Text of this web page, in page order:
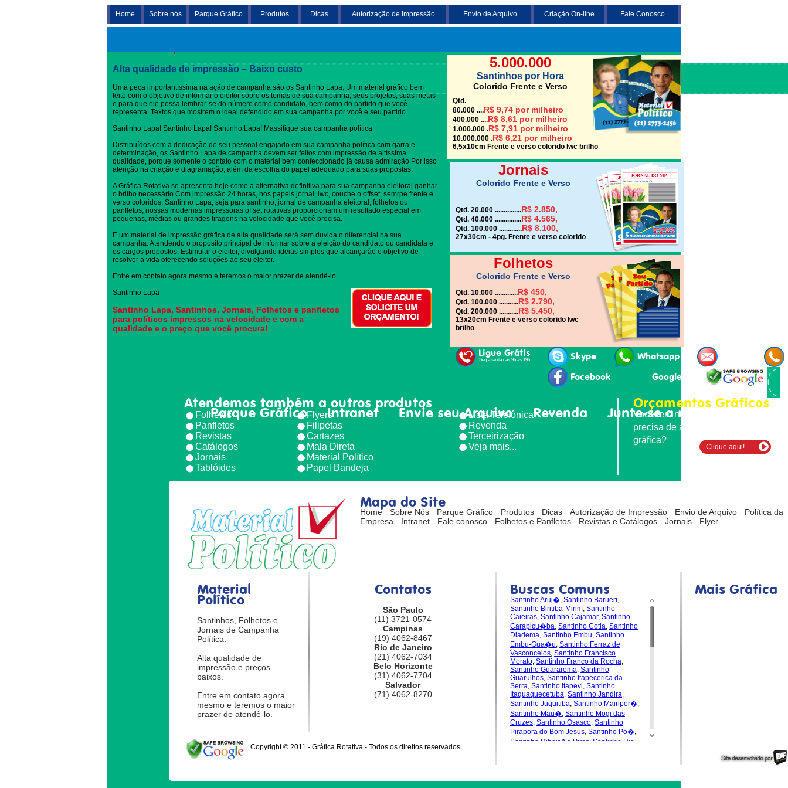
Home Sobre nós Parque Gráfico Produtos Dicas Autorização de Impressão Envio de Arquivo Criação On-line Fale Conosco
Alta qualidade de impressão – Baixo custo
Uma peça importantíssima na ação de campanha são os Santinho Lapa. Um material gráfico bem
feito com o objetivo de informar o eleitor sobre os temas de sua campanha, seus projetos, suas metas
e para que ele possa lembrar-se do número como candidato, bem como do partido que você
representa. Textos que mostrem o ideal defendido em sua campanha por você e seu partido.
Santinho Lapa! Santinho Lapa! Santinho Lapa! Massifique sua campanha política
Distribuídos com a dedicação de seu pessoal engajado em sua campanha política com garra e
determinação, os Santinho Lapa de campanha devem ser feitos com impressão de altíssima
qualidade, porque somente o contato com o material bem confeccionado já causa admiração Por isso
atenção na criação e diagramação, além da escolha do papel adequado para suas propostas.
A Gráfica Rotativa se apresenta hoje como a alternativa definitiva para sua campanha eleitoral ganhar
o brilho necessário Com impressão 24 horas, nos papeis jornal, lwc, couche o offset, semrpe frente e
verso coloridos. Santinho Lapa, seja para santinho, jornal de campanha eleitoral, folhetos ou
panfletos, nossas modernas impressoras offset rotativas proporcionam um resultado especial em
pequenas, médias ou grandes tiragens na velocidade que você precisa.
E um material de impressão gráfica de alta qualidade será sem duvida o diferencial na sua
campanha. Atendendo o propósito principal de informar sobre a eleição do candidato ou candidata e
os cargos propostos. Estimular o eleitor, divulgando ideias simples que alcançarão o objetivo de
resolver a vida oferecendo soluções ao seu eleitor.
Entre em contato agora mesmo e teremos o maior prazer de atendê-lo.
Santinho Lapa
Santinho Lapa, Santinhos, Jornais, Folhetos e panfletos
para políticos impressos na velocidade e com a
qualidade e o preço que você procura!
5.000.000
Santinhos por Hora
Colorido Frente e Verso
Qtd.
80.000 ....R$ 9,74 por milheiro
400.000 ....R$ 8,61 por milheiro
1.000.000 .R$ 7,91 por milheiro
10.000.000 .R$ 6,21 por milheiro
6,5x10cm Frente e verso colorido lwc brilho
Jornais
Colorido Frente e Verso
Qtd. 20.000 ...............R$ 2.850,
Qtd. 40.000 ...............R$ 4.565,
Qtd. 100.000 .............R$ 8.100,
27x30cm - 4pg. Frente e verso colorido
Folhetos
Colorido Frente e Verso
Qtd. 10.000 .............R$ 450,
Qtd. 100.000 ...........R$ 2.790,
Qtd. 200.000 ...........R$ 5.450,
13x20cm Frente e verso colorido lwc
brilho
Ligue Grátis
Seg à sexta das 9h às 19h Skype Whatsapp
Facebook
Google+
Parque Gráfico Intranet Envie seu Arquivo Revenda Junte-se a nós Contatos
Atendemos também a outros produtos
Folhetos
Panfletos
Revistas
Catálogos
Jornais
Tablóides
Flyers
Filipetas
Cartazes
Mala Direta
Material Político
Papel Bandeja
Lista Telefônica
Revenda
Terceirização
Veja mais...
Orçamentos Gráficos
Você tem material para imprimir e
precisa de agilidade e qualidade
gráfica?
Clique aqui!
Mapa do Site
Home Sobre Nós Parque Gráfico Produtos Dicas Autorização de Impressão Envio de Arquivo
Política da
Empresa
Intranet Fale conosco Folhetos e Panfletos Revistas e Catálogos Jornais Flyer
Material
Político
Santinhos, Folhetos e
Jornais de Campanha
Política.
Alta qualidade de
impressão e preços
baixos.
Entre em contato agora
mesmo e teremos o maior
prazer de atendê-lo.
Contatos
São Paulo
(11) 3721-0574
Campinas
(19) 4062-8467
Rio de Janeiro
(21) 4062-7034
Belo Horizonte
(31) 4062-7704
Salvador
(71) 4062-8270
Buscas Comuns
Santinho Aruj�, Santinho Barueri,
Santinho Biritiba-Mirim, Santinho
Caieiras, Santinho Cajamar, Santinho
Carapicu�ba, Santinho Cotia, Santinho
Diadema, Santinho Embu, Santinho
Embu-Gua�u, Santinho Ferraz de
Vasconcelos, Santinho Francisco
Morato, Santinho Franco da Rocha,
Santinho Guararema, Santinho
Guarulhos, Santinho Itapecerica da
Serra, Santinho Itapevi, Santinho
Itaquaquecetuba, Santinho Jandira,
Santinho Juquitiba, Santinho Mairipor�,
Santinho Mau�, Santinho Mogi das
Cruzes, Santinho Osasco, Santinho
Pirapora do Bom Jesus, Santinho Po�,
Santinho Ribeir�o Pires Santinho Rio
Santinho Santo Andr�,Santinho S�o
Mais Gráfica
Copyright © 2011 - Gráfica Rotativa - Todos os direitos reservados